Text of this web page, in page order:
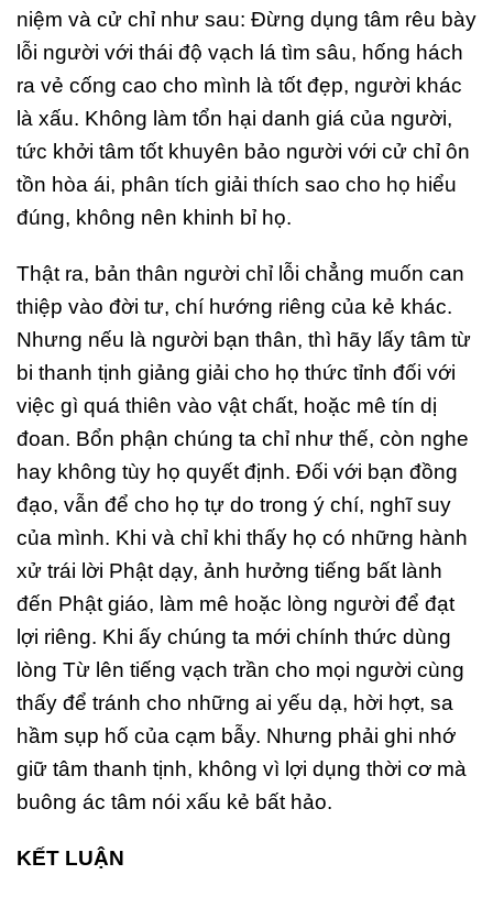
niệm và cử chỉ như sau: Đừng dụng tâm rêu bày
lỗi người với thái độ vạch lá tìm sâu, hống hách
ra vẻ cống cao cho mình là tốt đẹp, người khác
là xấu. Không làm tổn hại danh giá của người,
tức khởi tâm tốt khuyên bảo người với cử chỉ ôn
tồn hòa ái, phân tích giải thích sao cho họ hiểu
đúng, không nên khinh bỉ họ.
Thật ra, bản thân người chỉ lỗi chẳng muốn can
thiệp vào đời tư, chí hướng riêng của kẻ khác.
Nhưng nếu là người bạn thân, thì hãy lấy tâm từ
bi thanh tịnh giảng giải cho họ thức tỉnh đối với
việc gì quá thiên vào vật chất, hoặc mê tín dị
đoan. Bổn phận chúng ta chỉ như thế, còn nghe
hay không tùy họ quyết định. Đối với bạn đồng
đạo, vẫn để cho họ tự do trong ý chí, nghĩ suy
của mình. Khi và chỉ khi thấy họ có những hành
xử trái lời Phật dạy, ảnh hưởng tiếng bất lành
đến Phật giáo, làm mê hoặc lòng người để đạt
lợi riêng. Khi ấy chúng ta mới chính thức dùng
lòng Từ lên tiếng vạch trần cho mọi người cùng
thấy để tránh cho những ai yếu dạ, hời hợt, sa
hầm sụp hố của cạm bẫy. Nhưng phải ghi nhớ
giữ tâm thanh tịnh, không vì lợi dụng thời cơ mà
buông ác tâm nói xấu kẻ bất hảo.
KẾT LUẬN